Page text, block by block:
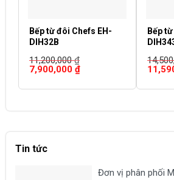
Bếp từ đôi Chefs EH-
DIH32B
11,200,000₫
Giá
gốc
là:
7,900,000 ₫Giá
tại
Bếp
Giá
gốc
là:
Tin tức
Đơn vị phân phối